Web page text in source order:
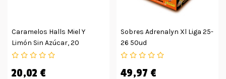
Caramelos Halls Miel Y
Limón Sin Azúcar, 20
Unidades
20,02 €
Sobres Adrenalyn Xl Liga 25-
26 50ud
49,97 €